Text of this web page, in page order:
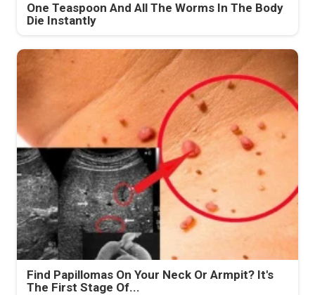
One Teaspoon And All The Worms In The Body
Die Instantly
Find Papillomas On Your Neck Or Armpit? It's
The First Stage Of...